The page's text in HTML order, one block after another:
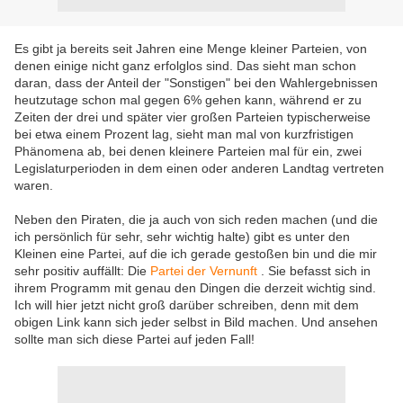
Es gibt ja bereits seit Jahren eine Menge kleiner Parteien, von
denen einige nicht ganz erfolglos sind. Das sieht man schon
daran, dass der Anteil der "Sonstigen" bei den Wahlergebnissen
heutzutage schon mal gegen 6% gehen kann, während er zu
Zeiten der drei und später vier großen Parteien typischerweise
bei etwa einem Prozent lag, sieht man mal von kurzfristigen
Phänomena ab, bei denen kleinere Parteien mal für ein, zwei
Legislaturperioden in dem einen oder anderen Landtag vertreten
waren.
Neben den Piraten, die ja auch von sich reden machen (und die
ich persönlich für sehr, sehr wichtig halte) gibt es unter den
Kleinen eine Partei, auf die ich gerade gestoßen bin und die mir
sehr positiv auffällt: Die Partei der Vernunft . Sie befasst sich in
ihrem Programm mit genau den Dingen die derzeit wichtig sind.
Ich will hier jetzt nicht groß darüber schreiben, denn mit dem
obigen Link kann sich jeder selbst in Bild machen. Und ansehen
sollte man sich diese Partei auf jeden Fall!